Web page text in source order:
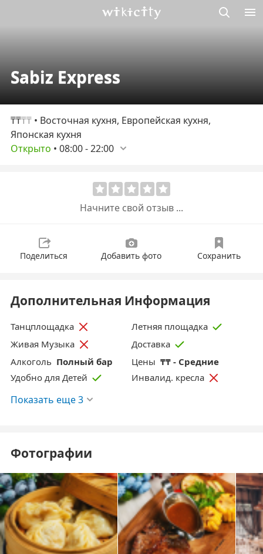
Sabiz Express
₸₸₸₸ • Восточная кухня, Европейская кухня,
Японская кухня
Открыто • 08:00-22:00
Начните свой отзыв ...
Поделиться Добавить фото Сохранить
Дополнительная Информация
Танцплощадка
Летняя площадка
Живая Музыка
Доставка
Aлкоголь Полный бар Цены ₸₸ - Средние
Удобно для Детей
Инвалид. кресла
Показать еще 3
Фотографии